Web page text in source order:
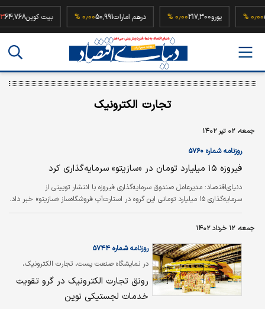
۰٫۰۰ % یورو217,300۰٫۰۰ % درهم امارات50,991۰٫۰۰ % بیت کوین
تجارت الکترونیک
جمعه، ۰۲ تیر ۱۴۰۲
روزنامه شماره ۵۷۶۰
فیروزه ۱۵ میلیارد تومان در «سازیتو» سرمایه‌گذاری کرد
دنیای‌اقتصاد: مدیرعامل صندوق سرمایه‌گذاری فیروزه با انتشار توییتی از
سرمایه‌گذاری ۱۵ میلیارد تومانی این گروه در استارت‌آپ فروشگاه‌‌‌ساز «سازیتو» خبر داد.
جمعه، ۱۲ خرداد ۱۴۰۲
در نمایشگاه صنعت پست، تجارت الکترونیک،
لجستیک هوشمند و صنایع وابسته مطرح شد
روزنامه شماره ۵۷۴۴
رونق تجارت الکترونیک در گرو تقویت
خدمات لجستیکی نوین